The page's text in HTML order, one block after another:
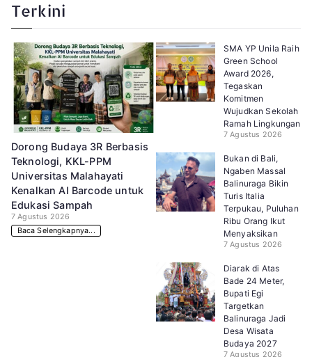
Terkini
Dorong Budaya 3R Berbasis
Teknologi, KKL-PPM
Universitas Malahayati
Kenalkan AI Barcode untuk
Edukasi Sampah
7 Agustus 2026
Baca Selengkapnya...
SMA YP Unila Raih
Green School
Award 2026,
Tegaskan
Komitmen
Wujudkan Sekolah
Ramah Lingkungan
7 Agustus 2026
Bukan di Bali,
Ngaben Massal
Balinuraga Bikin
Turis Italia
Terpukau, Puluhan
Ribu Orang Ikut
Menyaksikan
7 Agustus 2026
Diarak di Atas
Bade 24 Meter,
Bupati Egi
Targetkan
Balinuraga Jadi
Desa Wisata
Budaya 2027
7 Agustus 2026